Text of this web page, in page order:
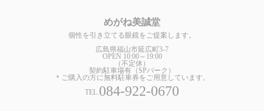
めがね美誠堂
個性を引き立てる眼鏡をご提案します。
広島県福山市延広町3-7
OPEN 10:00～19:00
（不定休）
契約駐車場有（SPパーク）
＊ご購入の方に無料駐車券をご用意しています。
TEL.084-922-0670